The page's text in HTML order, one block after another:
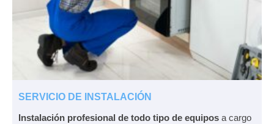
SERVICIO DE INSTALACIÓN
Instalación profesional de todo tipo de equipos a cargo